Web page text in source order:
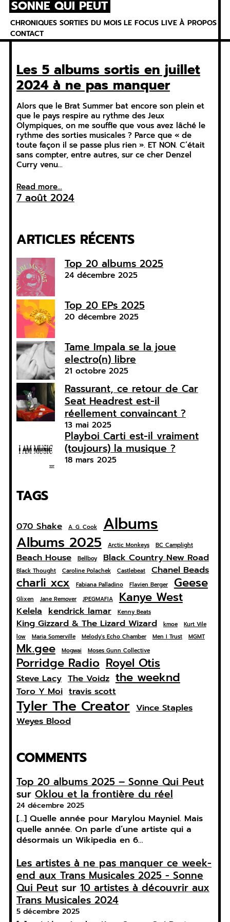
Skip
content
SONNE QUI PEUT
CHRONIQUES SORTIES DU MOIS LE FOCUS LIVE À PROPOS
CONTACT
Les 5 albums sortis en juillet
2024 à ne pas manquer
Alors que le Brat Summer bat encore son plein et
que le pays respire au rythme des Jeux
Olympiques, on me souffle que vous avez lâché le
rythme des sorties musicales ? Parce que « de
toute façon il se passe plus rien ». ET NON. C’était
sans compter, entre autres, sur ce cher Denzel
Curry venu…
Read more...
7 août 2024
ARTICLES RÉCENTS
Top 20 albums 2025
24 décembre 2025
Top 20 EPs 2025
20 décembre 2025
Tame Impala se la joue
electro(n) libre
21 octobre 2025
Rassurant, ce retour de Car
Seat Headrest est-il
réellement convaincant ?
13 mai 2025
Playboi Carti est-il vraiment
(toujours) la musique ?
18 mars 2025
TAGS
070 Shake A. G. Cook Albums
Albums 2025 Arctic Monkeys BC Camplight
Beach House Bellboy Black Country New Road
Black Thought Caroline Polachek Castlebeat Chanel Beads
charli xcx Fabiana Palladino Flavien Berger Geese
Glixen Jane Remover JPEGMAFIA Kanye West
Kelela kendrick lamar Kenny Beats
King Gizzard & The Lizard Wizard kmoe
Kurt Vile
low
Maria Somerville Melody's Echo Chamber Men I Trust MGMT
Mk.gee Mogwai Moses Gunn Collective
Porridge Radio Royel Otis
Steve Lacy The Voidz the weeknd
Toro Y Moi travis scott
Tyler The Creator Vince Staples
Weyes Blood
COMMENTS
Top 20 albums 2025 – Sonne Qui Peut
surOklou et la frontière du réel
24 décembre 2025
[…] Quelle année pour Marylou Mayniel. Mais
quelle année. On parle d’une artiste qui a
désormais un Wikipedia en 6…
Les artistes à ne pas manquer ce week-
end aux Trans Musicales 2025 - Sonne
Qui Peutsur10 artistes à découvrir aux
Trans Musicales 2024
5 décembre 2025